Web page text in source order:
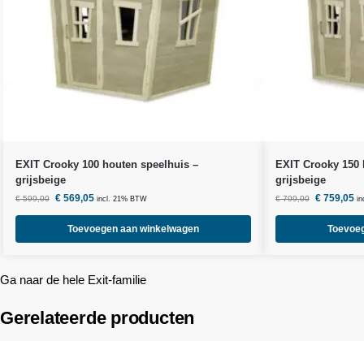
EXIT Crooky 100 houten speelhuis –
grijsbeige
€599,00 €569,05 incl. 21% BTW
Toevoegen aan winkelwagen
EXIT Crooky
grijsbeige
€799,00 €759,05
Ga naar de hele Exit-familie
Gerelateerde producten